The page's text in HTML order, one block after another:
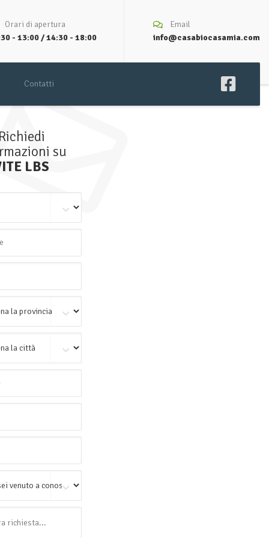
Orari di apertura
- 13:00 / 14:30 - 18:00
Email
info@casabiocasamia.com
Contatti
Richiedi
su
LBS